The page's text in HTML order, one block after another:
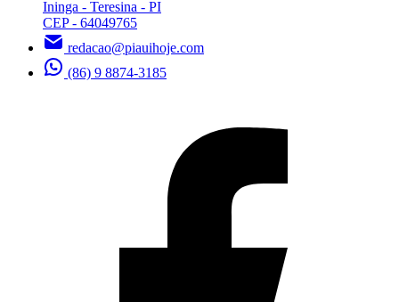
Ininga - Teresina - PI
CEP - 64049765
redacao@piauihoje.com
(86) 9 8874-3185